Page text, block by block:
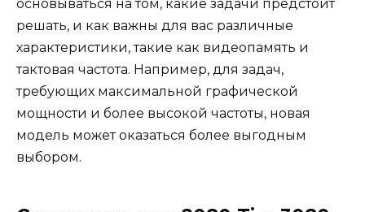
основываться на том, какие задачи предстоит
решать, и как важны для вас различные
характеристики, такие как видеопамять и
тактовая частота. Например, для задач,
требующих максимальной графической
мощности и более высокой частоты, новая
модель может оказаться более выгодным
выбором.